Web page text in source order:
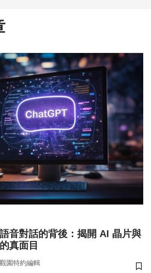
音對話的背後：揭開 AI 晶片與
真面目
園特約編輯
儲